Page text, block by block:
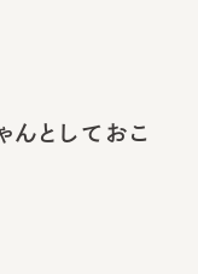
んとしておこ